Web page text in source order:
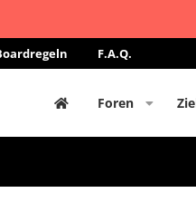
F.A.Q.
Foren